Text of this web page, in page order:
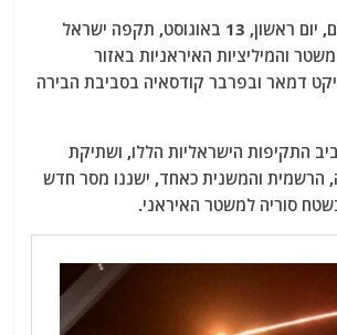
k עם עלות השחר היום, יום ראשון, 13 באוגוסט, תקפה ישראל
והמיליציות האיראניות באזור
דמאר ובפרבר קודסאיה בסביבת הבירה
התקיפות הישראליות הללו, ושתיקת
הרשמית והמשנית כאחד, ישננו מסר חדש
סוריה למשטר האיראני.